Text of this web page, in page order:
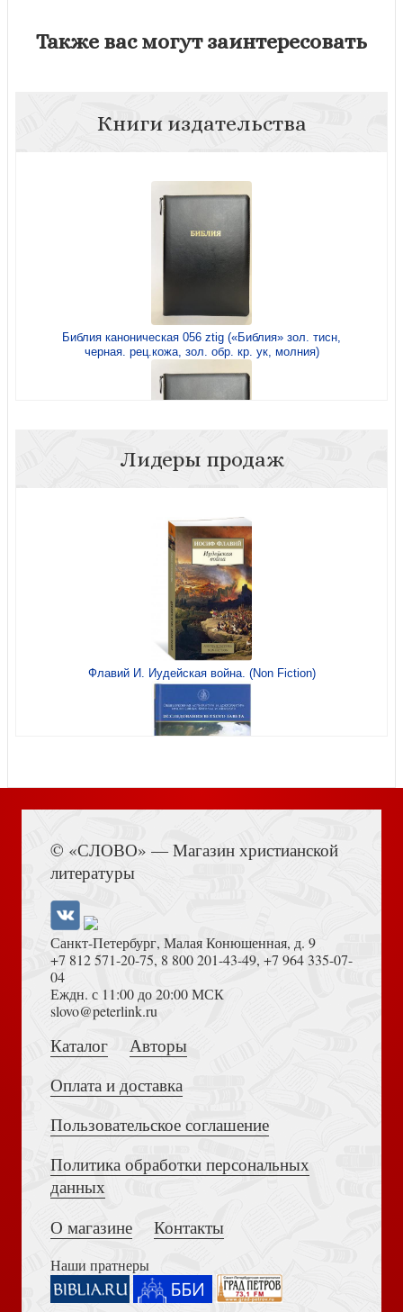
Также вас могут заинтересовать
Книги издательства
Библия каноническая 056 ztig («Библия» зол. тисн,
черная. рец.кожа, зол. обр. кр. ук, молния)
Библия каноническая 077 ztig («Библия» зол. тисн,
черная гладкая. нат кож, зол. обр. кр. ук, молния)
Библия каноническая 077 ztig («Библия» зол. тисн,
черная фактурн. нат кож, зол. обр. кр. ук, молния)
Блокнот на пружине«Предай Господу дела твои...»
Библия каноническая 055 ztig (маяк, золотое тисн,
10 писем, изменивших мир. Послания из глубины веков
Лидеры продаж
Флавий И. Иудейская война. (Non Fiction)
Достоевский Ф.М. Сила и правда России (2024)
Толкование на Апокалипсис (Тихоний Африканский)
© «СЛОВО» — Магазин христианской
литературы
Санкт-Петербург, Малая Конюшенная, д. 9
+7 812 571-20-75, 8 800 201-43-49, +7 964 335-07-
04
Еждн. с 11:00 до 20:00 МСК
slovo@peterlink.ru
Каталог
Авторы
Оплата и доставка
Пользовательское соглашение
Политика обработки персональных
данных
О магазине
Контакты
Наши пратнеры